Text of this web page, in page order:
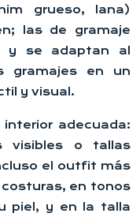
grueso, lana)
las de gramaje
y se adaptan al
gramajes en un
y visual.
adecuada:
visibles o tallas
el outfit más
costuras, en tonos
piel, y en la talla